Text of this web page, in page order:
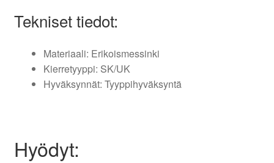
Tekniset tiedot:
Materiaali: Erikoismessinki
Kierretyyppi: SK/UK
Hyväksynnät: Tyyppihyväksyntä
Hyödyt: